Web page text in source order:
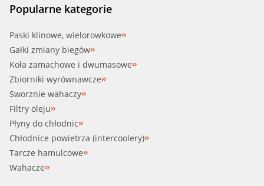
Popularne kategorie
Paski klinowe, wielorowkowe
Gałki zmiany biegów
Koła zamachowe i dwumasowe
Zbiorniki wyrównawcze
Sworznie wahaczy
Filtry oleju
Płyny do chłodnic
Chłodnice powietrza (intercoolery)
Tarcze hamulcowe
Wahacze